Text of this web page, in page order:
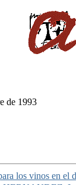
de 1993
los vinos en el